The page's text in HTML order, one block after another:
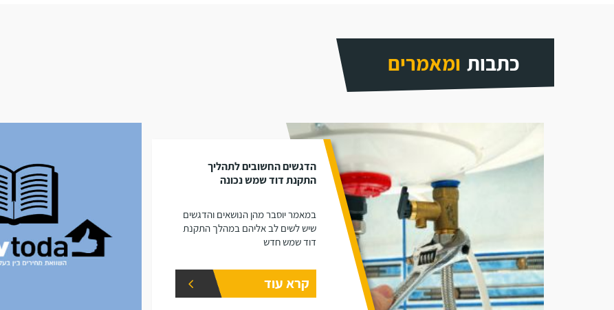
כתבות ומאמרים
הדגשים החשובים לתהליך
התקנת דוד שמש נכונה
במאמר יוסבר מהן הנושאים והדגשים
שיש לשים לב אליהם במהלך התקנת
דוד שמש חדש
קרא עוד